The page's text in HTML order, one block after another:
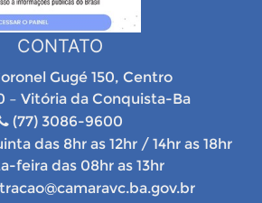
CONTATO
Gugé 150, Centro
– Vitória da Conquista-Ba
(77) 3086-9600
das 8hr as 12hr / 14hr as 18hr
feira das 08hr as 13hr